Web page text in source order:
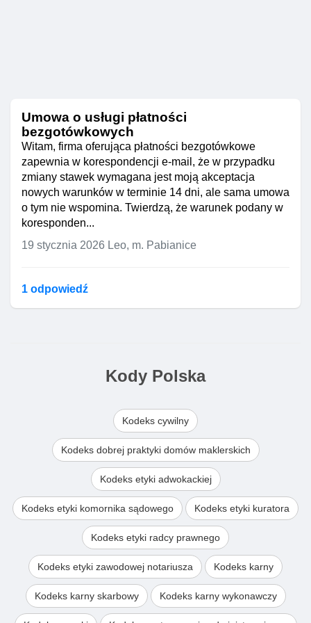
Umowa o usługi płatności
bezgotówkowych
Witam, firma oferująca płatności bezgotówkowe
zapewnia w korespondencji e-mail, że w przypadku
zmiany stawek wymagana jest moją akceptacja
nowych warunków w terminie 14 dni, ale sama umowa
o tym nie wspomina. Twierdzą, że warunek podany w
koresponden...
19 stycznia 2026 Leo, m. Pabianice
1 odpowiedź
Kody Polska
Kodeks cywilny
Kodeks dobrej praktyki domów maklerskich
Kodeks etyki adwokackiej
Kodeks etyki komornika sądowego Kodeks etyki kuratora
Kodeks etyki radcy prawnego
Kodeks etyki zawodowej notariusza Kodeks karny
Kodeks karny skarbowy Kodeks karny wykonawczy